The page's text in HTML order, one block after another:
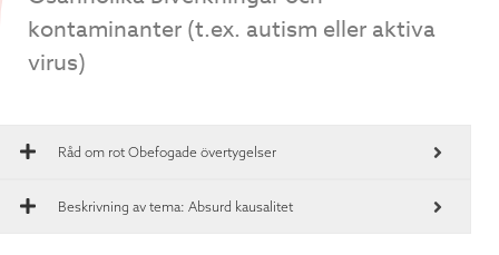
kontaminanter (t.ex. autism eller aktiva
virus)
Råd om rot Obefogade övertygelser
Beskrivning av tema: Absurd kausalitet